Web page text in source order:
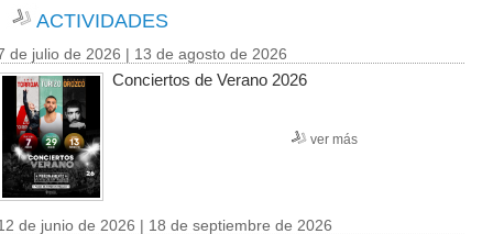
ACTIVIDADES
de julio de 2026 | 13 de agosto de 2026
Conciertos de Verano 2026
ver más
de junio de 2026 | 18 de septiembre de 2026